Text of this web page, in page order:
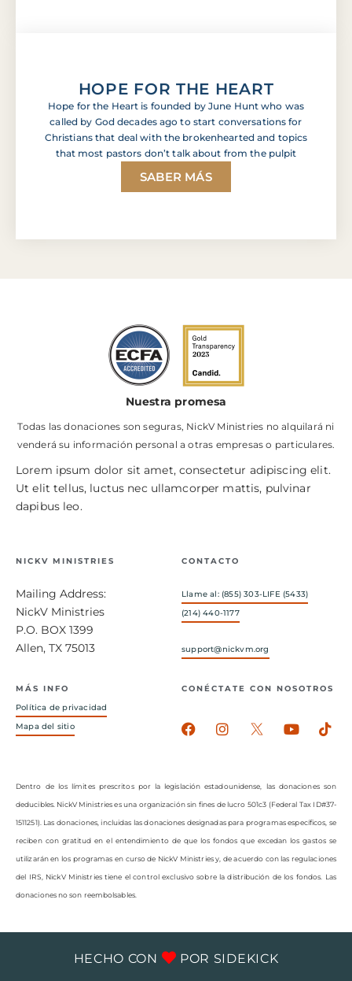
HOPE FOR THE HEART
Hope for the Heart is founded by June Hunt who was
called by God decades ago to start conversations for
Christians that deal with the brokenhearted and topics
that most pastors don’t talk about from the pulpit
SABER MÁS
Nuestra promesa
Todas las donaciones son seguras, NickV Ministries no alquilará ni
venderá su información personal a otras empresas o particulares.
Lorem ipsum dolor sit amet, consectetur adipiscing elit.
Ut elit tellus, luctus nec ullamcorper mattis, pulvinar
dapibus leo.
NICKV MINISTRIES
Mailing Address:
NickV Ministries
P.O. BOX 1399
Allen, TX 75013
CONTACTO
Llame al: (855) 303-LIFE (5433)
(214) 440-1177
support@nickvm.org
MÁS INFO
Política de privacidad
Mapa del sitio
CONÉCTATE CON NOSOTROS
Facebook-
Instagram
Dentro de los límites prescritos por la legislación estadounidense, las donaciones son
deducibles. NickV Ministries es una organización sin fines de lucro 501c3 (Federal Tax ID#37-
1511251). Las donaciones, incluidas las donaciones designadas para programas específicos, se
reciben con gratitud en el entendimiento de que los fondos que excedan los gastos se
utilizarán en los programas en curso de NickV Ministries y, de acuerdo con las regulaciones
del IRS, NickV Ministries tiene el control exclusivo sobre la distribución de los fondos. Las
donaciones no son reembolsables.
HECHO CON POR SIDEKICK